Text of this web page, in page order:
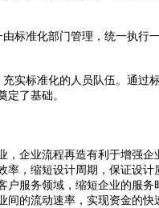
准化部门管理，统一执行
标准化的人员队伍。通过
了基础。
企业流程再造有利于增强企
率，缩短设计周期，保证设
户服务领域，缩短企业的服
间的流动速率，实现资金的